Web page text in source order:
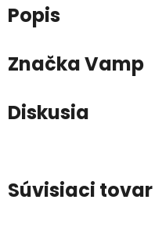
Popis
ZnačkaVamp
Diskusia
Súvisiaci tovar